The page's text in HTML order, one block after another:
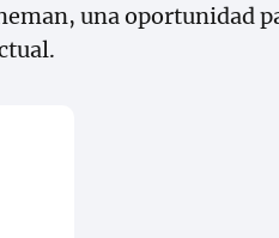
una oportunidad